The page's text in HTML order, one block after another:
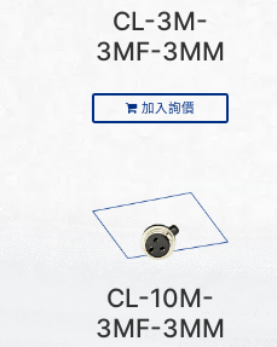
CL-3M-
3MF-3MM
加入詢價
CL-10M-
3MF-3MM